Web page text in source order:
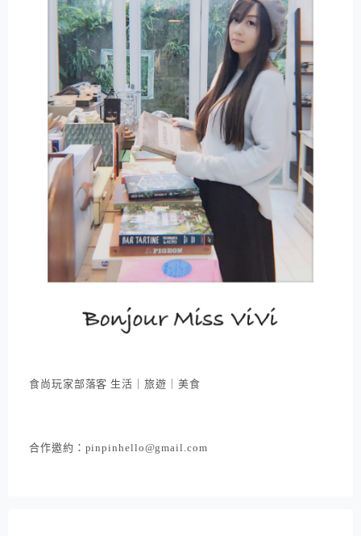
食尚玩家部落客 生活｜旅遊｜美食
合作邀約：pinpinhello@gmail.com